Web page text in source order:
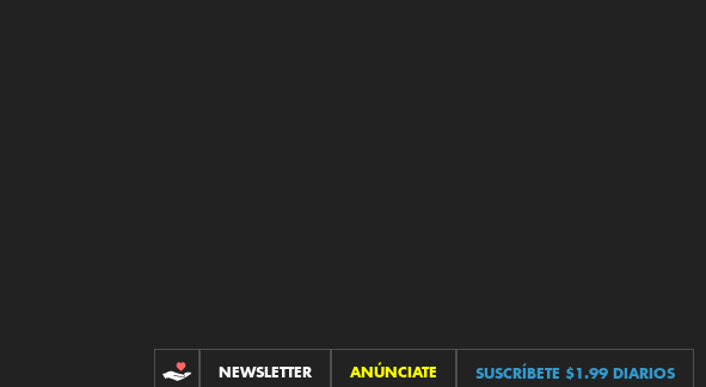
CONTRIBUCIONES
NEWSLETTER ANÚNCIATE SUSCRÍBETE $1.99 DIARIOS